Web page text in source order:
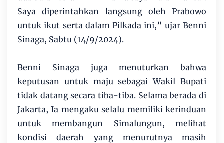
Saya diperintahkan langsung oleh Prabowo
untuk ikut serta dalam Pilkada ini,” ujar Benni
Sinaga, Sabtu (14/9/2024).
Benni Sinaga juga menuturkan bahwa
keputusan untuk maju sebagai Wakil Bupati
tidak datang secara tiba-tiba. Selama berada di
Jakarta, Ia mengaku selalu memiliki kerinduan
untuk membangun Simalungun, melihat
kondisi daerah yang menurutnya masih